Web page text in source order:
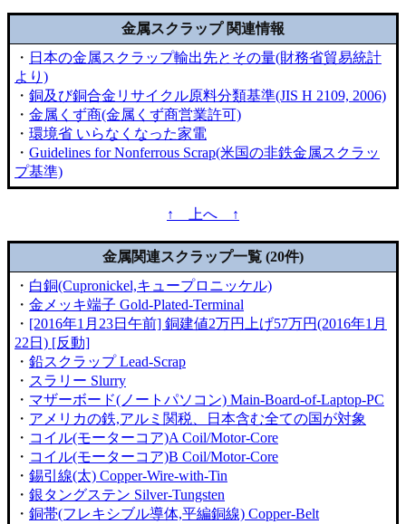
金属スクラップ 関連情報
・ 日本の金属スクラップ輸出先とその量(財務省貿易統計
より)
・ 銅及び銅合金リサイクル原料分類基準(JIS H 2109, 2006)
・ 金属くず商(金属くず商営業許可)
・ 環境省 いらなくなった家電
・ Guidelines for Nonferrous Scrap(米国の非鉄金属スクラッ
プ基準)
↑ 上へ ↑
金属関連スクラップ一覧 (20件)
・ 白銅(Cupronickel,キュープロニッケル)
・ 金メッキ端子 Gold-Plated-Terminal
・ [2016年1月23日午前] 銅建値2万円上げ57万円(2016年1月
22日) [反動]
・ 鉛スクラップ Lead-Scrap
・ スラリー Slurry
・ マザーボード(ノートパソコン) Main-Board-of-Laptop-PC
・ アメリカの鉄,アルミ関税、日本含む全ての国が対象
・ コイル(モーターコア)A Coil/Motor-Core
・ コイル(モーターコア)B Coil/Motor-Core
・ 錫引線(太) Copper-Wire-with-Tin
・ 銀タングステン Silver-Tungsten
・ 銅帯(フレキシブル導体,平編銅線) Copper-Belt